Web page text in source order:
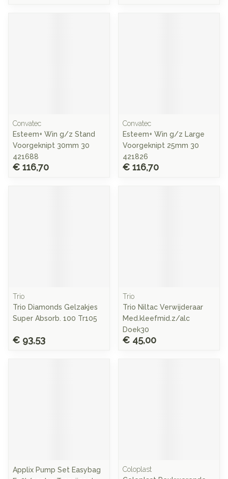
Convatec
Esteem+ Win g/z Stand
Voorgeknipt 30mm 30
421688
€ 116,70
Convatec
Esteem+ Win g/z Large
Voorgeknipt 25mm 30
421826
€ 116,70
Trio
Trio Diamonds Gelzakjes
Super Absorb. 100 Tr105
€ 93,53
Trio
Trio Niltac Verwijderaar
Med.kleefmid.z/alc
Doek30
€ 45,00
Applix Pump Set Easybag
Coloplast